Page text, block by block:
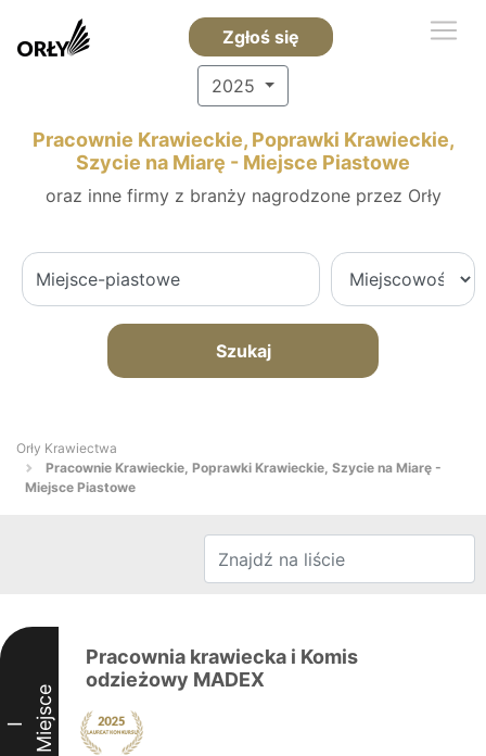
Zgłoś się
2025
Pracownie Krawieckie, Poprawki Krawieckie,
Szycie na Miarę - Miejsce Piastowe
oraz inne firmy z branży nagrodzone przez Orły
Szukaj
Orły Krawiectwa
Pracownie Krawieckie, Poprawki Krawieckie, Szycie na Miarę -
Miejsce Piastowe
I Miejsce
Pracownia krawiecka i Komis
odzieżowy MADEX